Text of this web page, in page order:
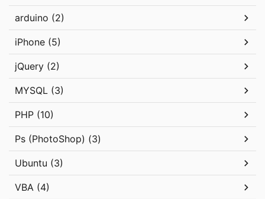
arduino (2)
iPhone (5)
jQuery (2)
MYSQL (3)
PHP (10)
Ps (PhotoShop) (3)
Ubuntu (3)
VBA (4)